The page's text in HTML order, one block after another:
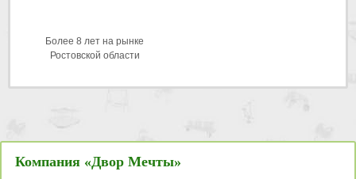
Более 8 лет на рынке
Ростовской области
Компания «Двор Мечты»